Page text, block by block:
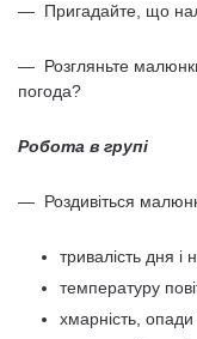
— Пригадайте, що
— Розгляньте
погода?
Робота в групі
— Роздивіться
тривалість дня і
температуру
хмарність, опади